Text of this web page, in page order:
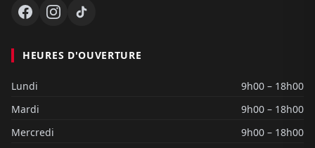
HEURES D'OUVERTURE
Lundi
9h00 – 18h00
Mardi
9h00 – 18h00
Mercredi
9h00 – 18h00